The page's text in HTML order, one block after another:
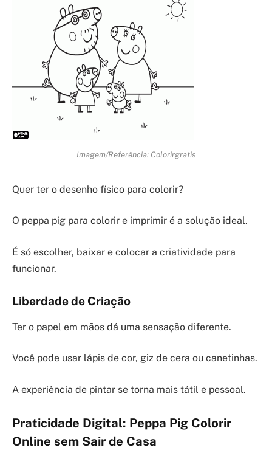
Imagem/Referência: Colorirgratis
Quer ter o desenho físico para colorir?
O peppa pig para colorir e imprimir é a solução ideal.
É só escolher, baixar e colocar a criatividade para
funcionar.
Liberdade de Criação
Ter o papel em mãos dá uma sensação diferente.
Você pode usar lápis de cor, giz de cera ou canetinhas.
A experiência de pintar se torna mais tátil e pessoal.
Praticidade Digital: Peppa Pig Colorir
Online sem Sair de Casa